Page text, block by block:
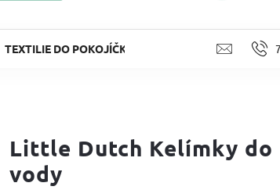
TEXTILIE DO POKOJÍČKU LIFESTYLE
Little Dutch Kelímky do
vody